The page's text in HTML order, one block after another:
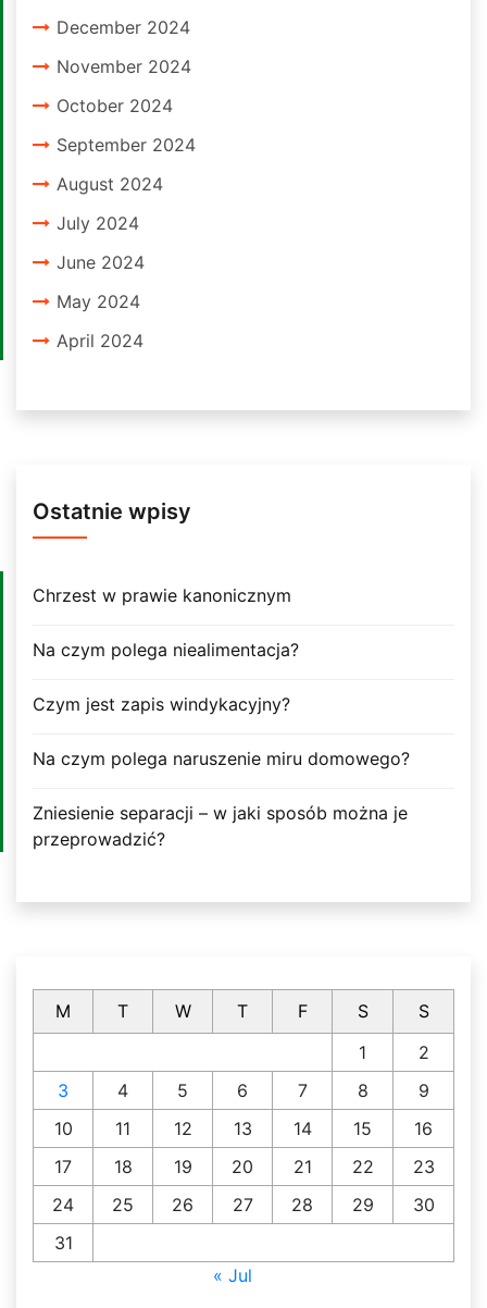
December 2024
November 2024
October 2024
September 2024
August 2024
July 2024
June 2024
May 2024
April 2024
Ostatnie wpisy
Chrzest w prawie kanonicznym
Na czym polega niealimentacja?
Czym jest zapis windykacyjny?
Na czym polega naruszenie miru domowego?
Zniesienie separacji – w jaki sposób można je
przeprowadzić?
M T W T F S
S
1
2
3
4 5 6 7 8
9
10
11 12 13 14 15
16
17
18 19 20 21 22
23
24
25 26 27 28 29
30
31
« Jul